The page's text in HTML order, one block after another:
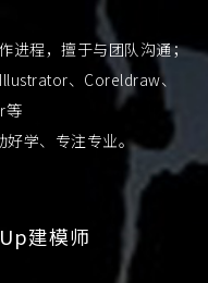
进程，擅于与团队沟通；
、Coreldraw、
等
好学、专注专业。
建模师